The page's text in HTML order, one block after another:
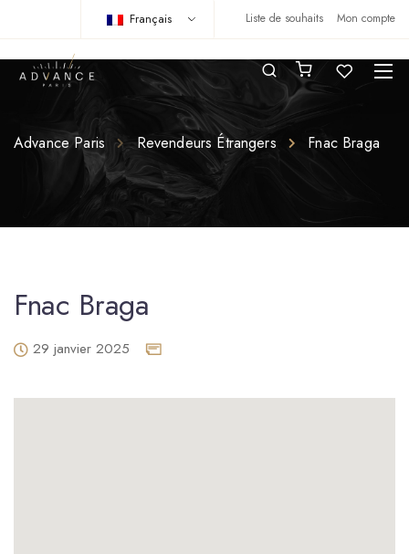
Liste de souhaits Mon compte
Français
Advance Paris Revendeurs Étrangers Fnac Braga
Fnac Braga
29 janvier 2025